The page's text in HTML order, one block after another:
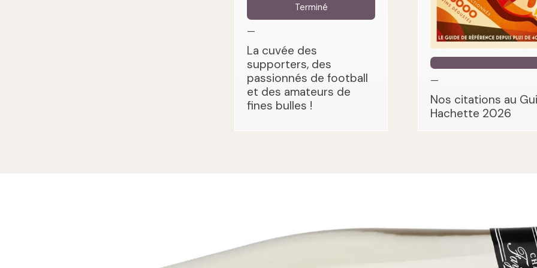
Terminé
—
La cuvée des
supporters, des
passionnés de football
et des amateurs de
fines bulles !
—
Nos citations au
Hachette 2026